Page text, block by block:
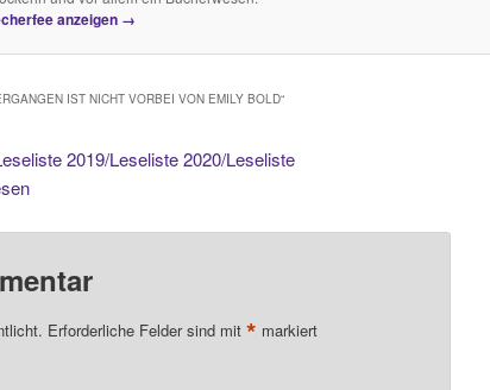
anzeigen →
IST NICHT VORBEI VON EMILY BOLD“
2019/Leseliste 2020/Leseliste
Erforderliche Felder sind mit * markiert